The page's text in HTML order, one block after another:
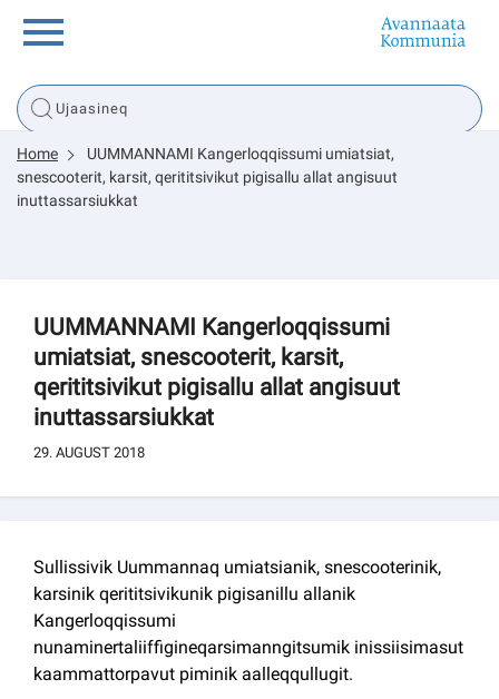
Innuttaasunut
Inuussutissarsiorneq
Tassaarsuaq
sullissivik.gl
Home
UUMMANNAMI Kangerloqqissumi umiatsiat,
snescooterit, karsit, qerititsivikut pigisallu allat angisuut
inuttassarsiukkat
UUMMANNAMI Kangerloqqissumi
umiatsiat, snescooterit, karsit,
qerititsivikut pigisallu allat angisuut
inuttassarsiukkat
29. AUGUST 2018
Sullissivik Uummannaq umiatsianik, snescooterinik,
karsinik qerititsivikunik pigisanillu allanik
Kangerloqqissumi
nunaminertaliiffigineqarsimanngitsumik inissiisimasut
kaammattorpavut piminik aalleqqullugit.